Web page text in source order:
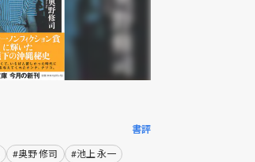
書評
#奥野 修司 #池上 永一